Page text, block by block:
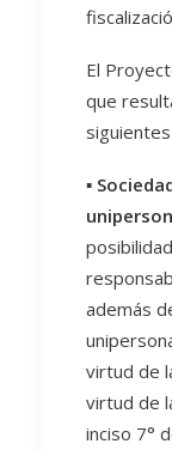
El
que
▪️
además
virtud de
virtud de
inciso 7°